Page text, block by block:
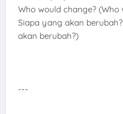
Who would change? (Who
Siapa yang akan
akan berubah?)
---